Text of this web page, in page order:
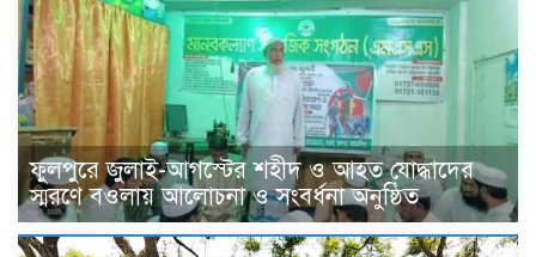
ফুলপুরে জুলাই-আগস্টের শহীদ ও আহত যোদ্ধাদের
স্মরণে বওলায় আলোচনা ও সংবর্ধনা অনুষ্ঠিত